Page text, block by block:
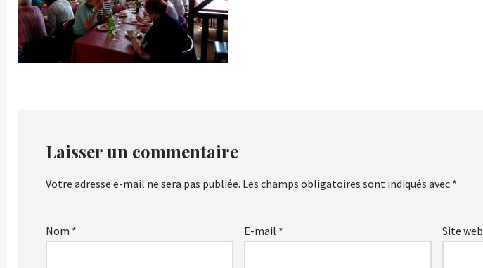
Laisser un commentaire
Votre adresse e-mail ne sera pas publiée. Les champs obligatoires sont indiqués avec *
Nom * E-mail * Site web